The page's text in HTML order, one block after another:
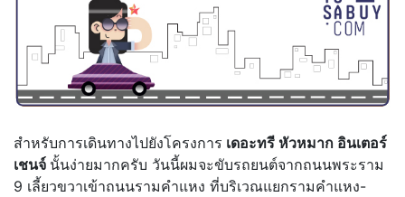
สำหรับการเดินทางไปยังโครงการ เดอะทรี หัวหมาก อินเตอร์
เชนจ์ นั้นง่ายมากครับ วันนี้ผมจะขับรถยนต์จากถนนพระราม
9 เลี้ยวขวาเข้าถนนรามคำแหง ที่บริเวณแยกรามคำแหง-